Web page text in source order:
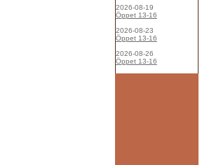
2026-08-19
Öppet 13-16
2026-08-23
Öppet 13-16
2026-08-26
Öppet 13-16